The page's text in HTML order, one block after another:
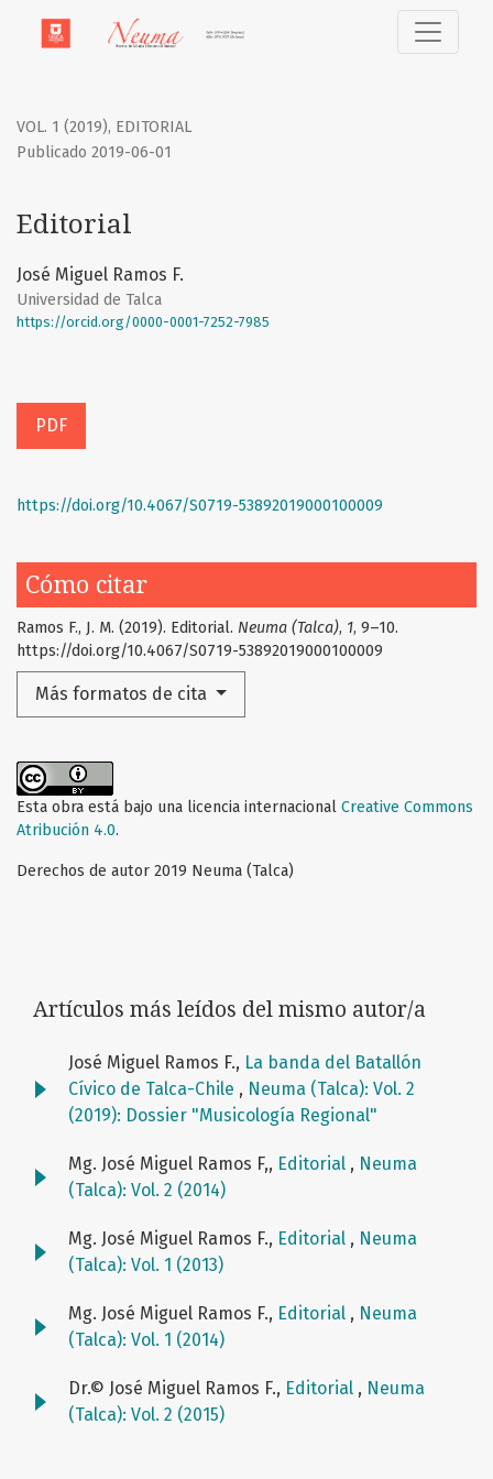
VOL. 1 (2019), EDITORIAL
Editorial
Publicado 2019-06-01
José Miguel Ramos F.
Universidad de Talca
https://orcid.org/0000-0001-7252-7985
PDF
Cómo citar
Ramos F., J. M. (2019). Editorial. Neuma (Talca), 1, 9–10.
https://doi.org/10.4067/S0719-53892019000100009
Más formatos de cita
https://doi.org/10.4067/S0719-53892019000100009
Esta obra está bajo una licencia internacional Creative Commons
Atribución 4.0.
Derechos de autor 2019 Neuma (Talca)
Artículos más leídos del mismo autor/a
José Miguel Ramos F., La banda del Batallón
Cívico de Talca-Chile , Neuma (Talca): Vol. 2
(2019): Dossier "Musicología Regional"
Mg. José Miguel Ramos F,, Editorial , Neuma
(Talca): Vol. 2 (2014)
Mg. José Miguel Ramos F., Editorial , Neuma
(Talca): Vol. 1 (2013)
Mg. José Miguel Ramos F., Editorial , Neuma
(Talca): Vol. 1 (2014)
Dr.© José Miguel Ramos F., Editorial , Neuma
(Talca): Vol. 2 (2015)